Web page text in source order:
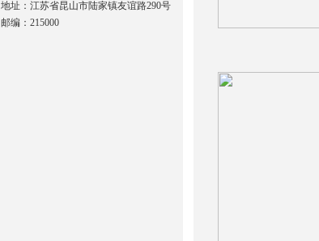
地址：江苏省昆山市陆家镇友谊路290号
邮编：215000